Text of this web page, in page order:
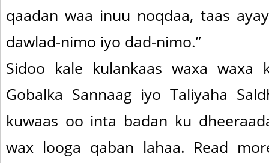
qaadan waa inuu noqdaa, taas
dawlad-nimo iyo dad-nimo.”
Sidoo kale kulankaas waxa waxa
Gobalka Sannaag iyo Taliyaha
kuwaas oo inta badan ku
wax looga qaban lahaa. Read